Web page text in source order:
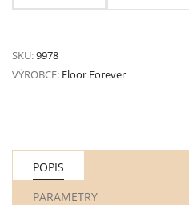
SKU:9978
VÝROBCE: Floor Forever
POPIS
PARAMETRY